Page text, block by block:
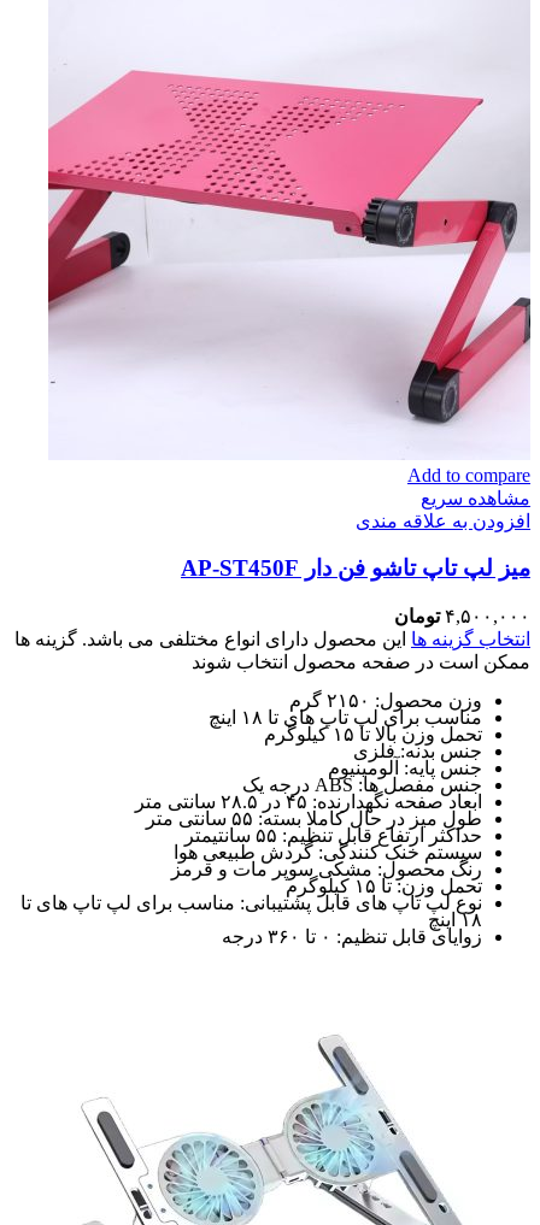
Add to compare
مشاهده سریع
افزودن به علاقه مندی
میز لپ تاپ تاشو فن دار AP-ST450F
۴,۵۰۰,۰۰۰ تومان
انتخاب گزینه ها این محصول دارای انواع مختلفی می باشد. گزینه ها
ممکن است در صفحه محصول انتخاب شوند
وزن محصول: ۲۱۵۰ گرم
مناسب برای لپ تاپ های تا ۱۸ اینچ
تحمل وزن بالا تا ۱۵ کیلوگرم
جنس بدنه: فلزی
جنس پایه: آلومینیوم
جنس مفصل ها: ABS درجه یک
ابعاد صفحه نگهدارنده: ۴۵ در ۲۸.۵ سانتی متر
طول میز در حال کاملا بسته: ۵۵ سانتی متر
حداکثر ارتفاع قابل تنظیم: ۵۵ سانتیمتر
سیستم خنک کنندگی: گردش طبیعی هوا
رنگ محصول: مشکی سوپر مات و قرمز
تحمل وزن: تا ۱۵ کیلوگرم
نوع لپ تاپ های قابل پشتیبانی: مناسب برای لپ تاپ های تا
۱۸ اینچ
زوایای قابل تنظیم: ۰ تا ۳۶۰ درجه